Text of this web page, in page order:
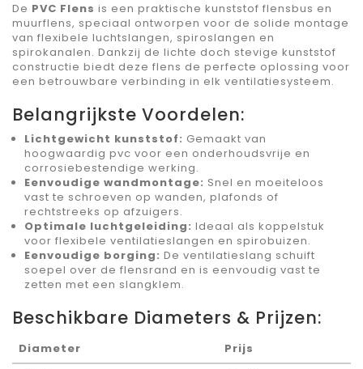
De PVC Flens is een praktische kunststof flensbus en
muurflens, speciaal ontworpen voor de solide montage
van flexibele luchtslangen, spiroslangen en
spirokanalen. Dankzij de lichte doch stevige kunststof
constructie biedt deze flens de perfecte oplossing voor
een betrouwbare verbinding in elk ventilatiesysteem.
Belangrijkste Voordelen:
Lichtgewicht kunststof: Gemaakt van
hoogwaardig pvc voor een onderhoudsvrije en
corrosiebestendige werking.
Eenvoudige wandmontage: Snel en moeiteloos
vast te schroeven op wanden, plafonds of
rechtstreeks op afzuigers.
Optimale luchtgeleiding: Ideaal als koppelstuk
voor flexibele ventilatieslangen en spirobuizen.
Eenvoudige borging: De ventilatieslang schuift
soepel over de flensrand en is eenvoudig vast te
zetten met een slangklem.
Beschikbare Diameters & Prijzen:
Diameter
Prijs